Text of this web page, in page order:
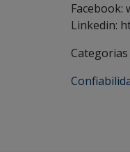
Facebook:
Linkedin:
Categorias